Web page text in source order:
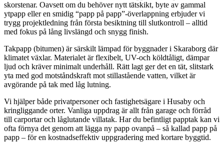
skorstenar. Oavsett om du behöver nytt tätskikt, byte av gammal
ytpapp eller en smidig “papp på papp”-överlappning erbjuder vi
trygg projektledning från första besiktning till slutkontroll – alltid
med fokus på lång livslängd och snygg finish.
Takpapp (bitumen) är särskilt lämpad för byggnader i Skaraborg där
klimatet växlar. Materialet är flexibelt, UV-och köldtåligt, dämpar
ljud och kräver minimalt underhåll. Rätt lagt ger det en tät, slitstark
yta med god motståndskraft mot stillastående vatten, vilket är
avgörande på tak med låg lutning.
Vi hjälper både privatpersoner och fastighetsägare i Husaby och
kringliggande orter. Vanliga uppdrag är allt från garage och förråd
till carportar och låglutande villatak. Har du befintligt papptak kan vi
ofta förnya det genom att lägga ny papp ovanpå – så kallad papp på
papp – för en kostnadseffektiv uppgradering med kortare byggtid.